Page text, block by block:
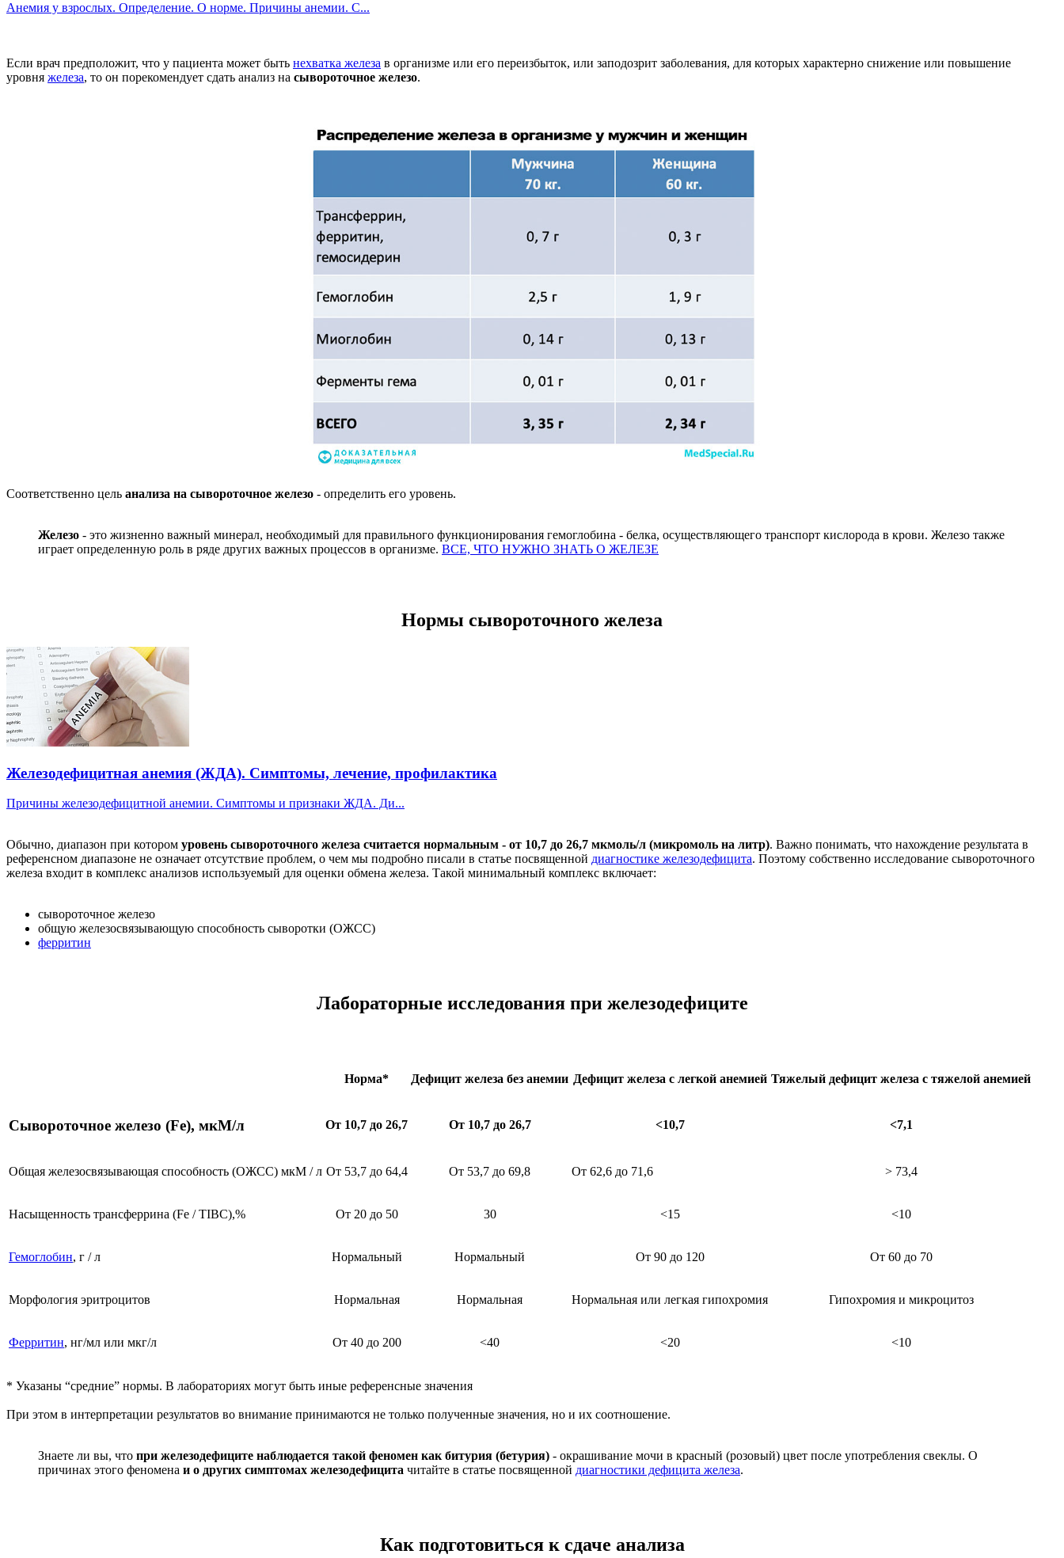
Анемия у взрослых. Определение. О норме. Причины анемии. С...
Если врач предположит, что у пациента может быть нехватка железа в организме или его переизбыток, или заподозрит заболевания, для которых характерно снижение или повышение
уровня железа, то он порекомендует сдать анализ на сывороточное железо.
Соответственно цель анализа на сывороточное железо - определить его уровень.
Железо - это жизненно важный минерал, необходимый для правильного функционирования гемоглобина - белка, осуществляющего транспорт кислорода в крови. Железо также
играет определенную роль в ряде других важных процессов в организме. ВСЕ, ЧТО НУЖНО ЗНАТЬ О ЖЕЛЕЗЕ
Нормы сывороточного железа
Железодефицитная анемия (ЖДА). Симптомы, лечение, профилактика
Причины железодефицитной анемии. Симптомы и признаки ЖДА. Ди...
Обычно, диапазон при котором уровень сывороточного железа считается нормальным - от 10,7 до 26,7 мкмоль/л (микромоль на литр). Важно понимать, что нахождение результата в
референсном диапазоне не означает отсутствие проблем, о чем мы подробно писали в статье посвященной диагностике железодефицита. Поэтому собственно исследование сывороточного
железа входит в комплекс анализов используемый для оценки обмена железа. Такой минимальный комплекс включает:
сывороточное железо
общую железосвязывающую способность сыворотки (ОЖСС)
ферритин
Лабораторные исследования при железодефиците
Норма* Дефицит железа без анемии Дефицит железа с легкой анемией Тяжелый дефицит железа с тяжелой анемией
Сывороточное железо (Fe), мкМ/л От 10,7 до 26,7 От 10,7 до 26,7 <10,7 <7,1
Общая железосвязывающая способность (ОЖСС) мкМ / л От 53,7 до 64,4 От 53,7 до 69,8 От 62,6 до 71,6 > 73,4
Насыщенность трансферрина (Fe / TIBC),% От 20 до 50 30 <15 <10
Гемоглобин, г / л Нормальный Нормальный От 90 до 120 От 60 до 70
Морфология эритроцитов Нормальная Нормальная Нормальная или легкая гипохромия Гипохромия и микроцитоз
Ферритин, нг/мл или мкг/л От 40 до 200 <40 <20 <10
* Указаны “средние” нормы. В лабораториях могут быть иные референсные значения
При этом в интерпретации результатов во внимание принимаются не только полученные значения, но и их соотношение.
Знаете ли вы, что при железодефиците наблюдается такой феномен как битурия (бетурия) - окрашивание мочи в красный (розовый) цвет после употребления свеклы. О
причинах этого феномена и о других симптомах железодефицита читайте в статье посвященной диагностики дефицита железа.
Как подготовиться к сдаче анализа